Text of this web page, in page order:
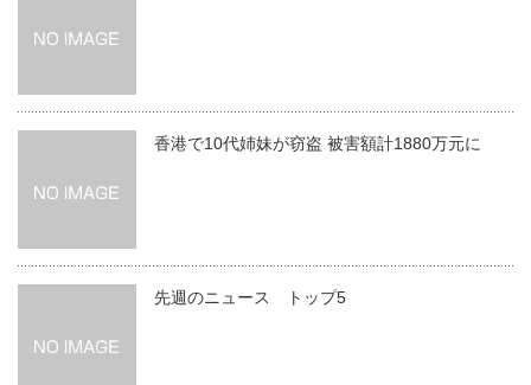
香港で10代姉妹が窃盗 被害額計1880万元に
先週のニュース トップ5